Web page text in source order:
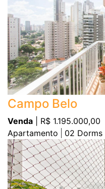
Campo Belo
Venda | R$ 1.195.000,00
Apartamento
02 Dorms